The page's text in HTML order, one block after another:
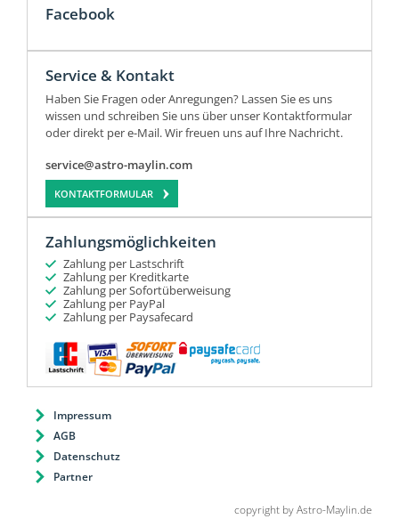
Facebook
Service & Kontakt
Haben Sie Fragen oder Anregungen? Lassen Sie es uns
wissen und schreiben Sie uns über unser Kontaktformular
oder direkt per e-Mail. Wir freuen uns auf Ihre Nachricht.
service@astro-maylin.com
KONTAKTFORMULAR
Zahlungsmöglichkeiten
Zahlung per Lastschrift
Zahlung per Kreditkarte
Zahlung per Sofortüberweisung
Zahlung per PayPal
Zahlung per Paysafecard
Impressum
AGB
Datenschutz
Partner
copyright by Astro-Maylin.de